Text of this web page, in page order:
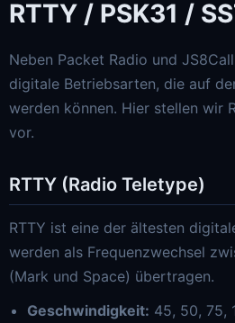
RTTY / PSK31 /
Neben Packet Radio und
digitale Betriebsarten, die auf
werden können. Hier stellen wir
vor.
RTTY (Radio Teletype)
RTTY ist eine der ältesten
werden als Frequenzwechsel
(Mark und Space) übertragen.
Geschwindigkeit: 45, 50, 75,